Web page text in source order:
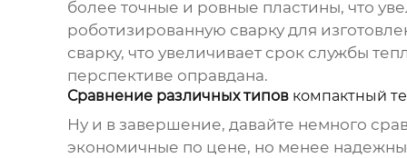
более точные и ровные пластины, что
роботизированную сварку для
сварку, что увеличивает срок службы
перспективе оправдана.
Сравнение различных типов компактный
Ну и в завершение, давайте немного
экономичные по цене, но менее